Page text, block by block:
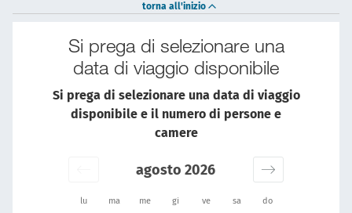
torna all'inizio
Si prega di selezionare una
data di viaggio disponibile
Si prega di selezionare una data di viaggio
disponibile e il numero di persone e
camere
lu ma me gi ve sa do
agosto 2026